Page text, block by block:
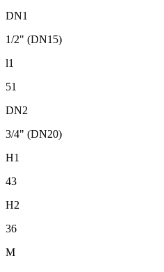
DN1
1/2" (DN15)
l1
51
DN2
3/4" (DN20)
H1
43
H2
36
M